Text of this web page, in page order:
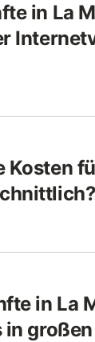
in La
Kosten
in La